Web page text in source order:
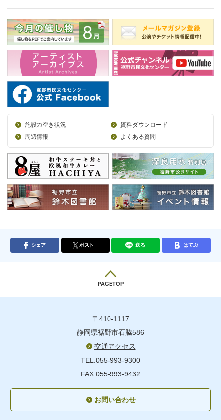
施設の空き状況
資料ダウンロード
周辺情報
よくある質問
シェア ポスト 送る はてぶ
PAGETOP
〒410-1117
静岡県裾野市石脇586
交通アクセス
TEL.055-993-9300
FAX.055-993-9432
お問い合わせ